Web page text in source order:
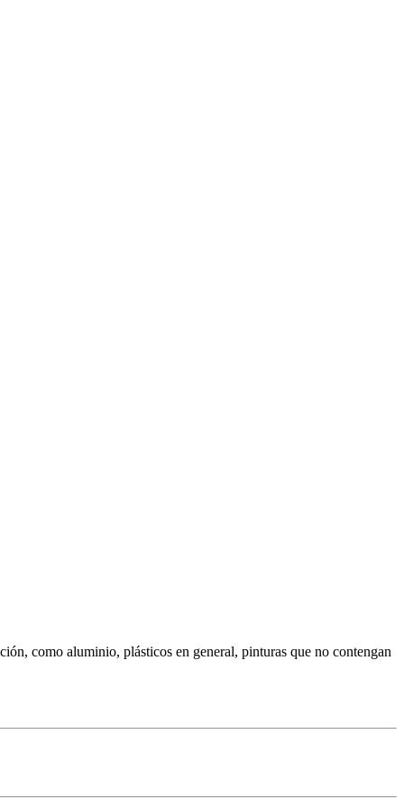
como aluminio, plásticos en general, pinturas que no contengan